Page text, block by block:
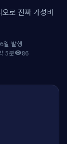
로 진짜 가성비
일 발행
5분visibility86